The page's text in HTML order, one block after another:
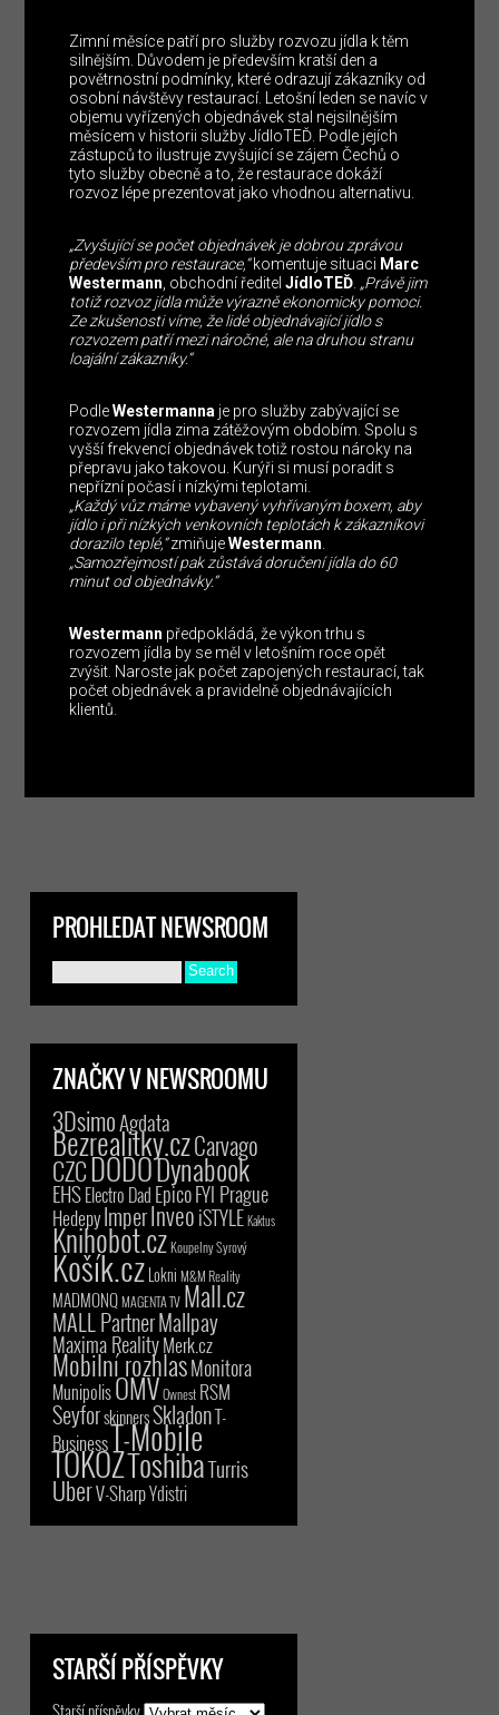
Zimní měsíce patří pro služby rozvozu jídla k těm
silnějším. Důvodem je především kratší den a
povětrnostní podmínky, které odrazují zákazníky od
osobní návštěvy restaurací. Letošní leden se navíc v
objemu vyřízených objednávek stal nejsilnějším
měsícem v historii služby JídloTEĎ. Podle jejích
zástupců to ilustruje zvyšující se zájem Čechů o
tyto služby obecně a to, že restaurace dokáží
rozvoz lépe prezentovat jako vhodnou alternativu.
„Zvyšující se počet objednávek je dobrou zprávou
především pro restaurace,“komentuje situaci Marc
Westermann, obchodní ředitelJídloTEĎ. „Právě jim
totiž rozvoz jídla může výrazně ekonomicky pomoci.
Ze zkušenosti víme, že lidé objednávající jídlo s
rozvozem patří mezi náročné, ale na druhou stranu
loajální zákazníky.“
PodleWestermanna je pro služby zabývající se
rozvozem jídla zima zátěžovým obdobím. Spolu s
vyšší frekvencí objednávek totiž rostou nároky na
přepravu jako takovou. Kurýři si musí poradit s
nepřízní počasí i nízkými teplotami.
„Každý vůz máme vybavený vyhřívaným boxem, aby
jídlo i při nízkých venkovních teplotách k zákazníkovi
dorazilo teplé,“zmiňujeWestermann.
„Samozřejmostí pak zůstává doručení jídla do 60
minut od objednávky.“
Westermann předpokládá, že výkon trhu s
rozvozem jídla by se měl v letošním roce opět
zvýšit. Naroste jak počet zapojených restaurací, tak
počet objednávek a pravidelně objednávajících
klientů.
PROHLEDAT NEWSROOM
ZNAČKY V NEWSROOMU
3DsimoAgdata
Bezrealitky.czCarvago
CZCDODODynabook
EHSElectro Dad EpicoFYI Prague
HedepyImperInveoiSTYLE Kaktus
Knihobot.czKoupelny Syrový
Košík.czLokni M&M Reality
MADMONQMAGENTA TV Mall.cz
MALL PartnerMallpay
Maxima RealityMerk.cz
Mobilní rozhlasMonitora
MunipolisOMVOwnest RSM
SeyforskinnersSkladonT-
BusinessT-Mobile
TOKOZToshibaTurris
UberV-SharpYdistri
STARŠÍ PŘÍSPĚVKY
Starší příspěvky